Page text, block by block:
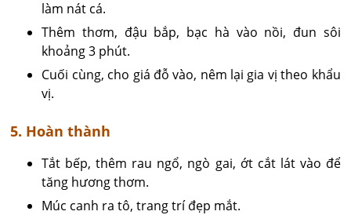
làm nát cá.
Thêm thơm, đậu bắp, bạc hà vào nồi, đun sôi
khoảng 3 phút.
Cuối cùng, cho giá đỗ vào, nêm lại gia vị theo khẩu
vị.
5. Hoàn thành
Tắt bếp, thêm rau ngổ, ngò gai, ớt cắt lát vào để
tăng hương thơm.
Múc canh ra tô, trang trí đẹp mắt.